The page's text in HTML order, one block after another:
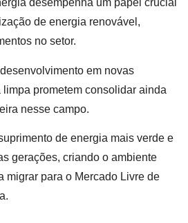
desempenha um papel crucial
de energia renovável,
no setor.
em novas
prometem consolidar ainda
nesse campo.
de energia mais verde e
gerações, criando o ambiente
migrar para o Mercado Livre de